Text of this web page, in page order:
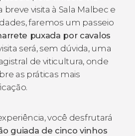
visita à Sala Malbec e
faremos um passeio
puxada por cavalos
será, sem dúvida, uma
de viticultura, onde
as práticas mais
você desfrutará
guiada de cinco vinhos